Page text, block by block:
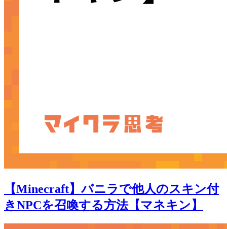
【Minecraft】バニラで他人のスキン付
きNPCを召喚する方法【マネキン】